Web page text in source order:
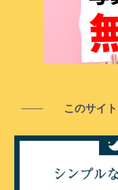
このサイ